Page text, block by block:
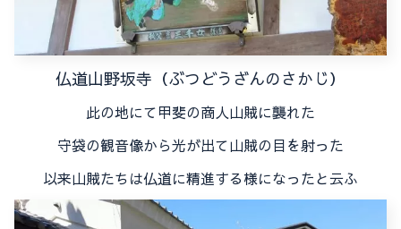
仏道山野坂寺（ぶつどうざんのさかじ）
此の地にて甲斐の商人山賊に襲れた
守袋の観音像から光が出て山賊の目を射った
以来山賊たちは仏道に精進する様になったと云ふ